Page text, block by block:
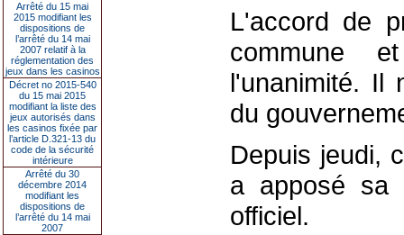
Arrêté du 15 mai
2015 modifiant les
dispositions de
l’arrêté du 14 mai
2007 relatif à la
réglementation des
jeux dans les casinos
Décret no 2015-540
du 15 mai 2015
modifiant la liste des
jeux autorisés dans
les casinos fixée par
l’article D.321-13 du
code de la sécurité
intérieure
Arrêté du 30
décembre 2014
modifiant les
dispositions de
l’arrêté du 14 mai
2007
L'accord de
commune
l'unanimité. Il
du
Depuis jeudi,
a apposé sa
officiel.